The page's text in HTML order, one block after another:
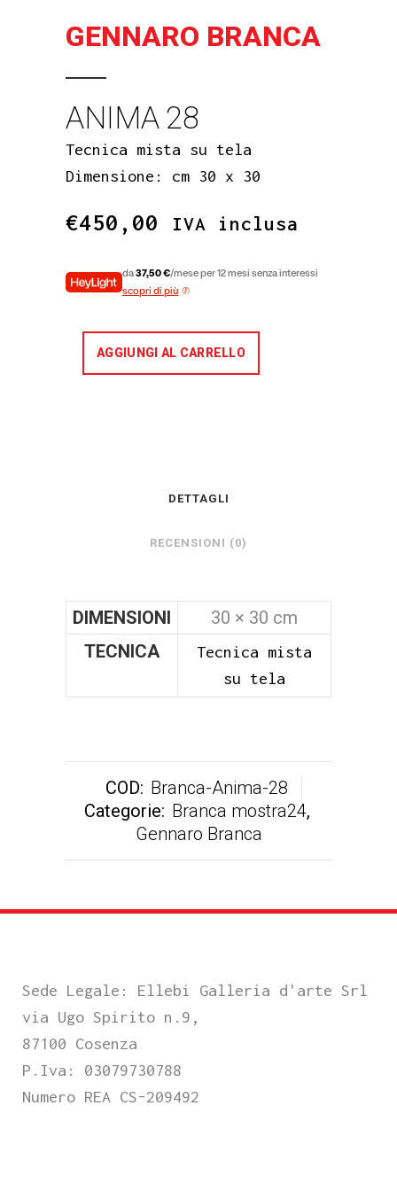
GENNARO BRANCA
ANIMA 28
Tecnica mista su tela
Dimensione: cm 30 x 30
€450,00 IVA inclusa
da37,50 €/mese per 12 mesi senza interessi
scopri di più
AGGIUNGI AL CARRELLO
DETTAGLI
RECENSIONI (0)
DIMENSIONI
30 × 30 cm
TECNICA
Tecnica mista
su tela
COD: Branca-Anima-28
Categorie: Branca mostra24,
Gennaro Branca
Sede Legale: Ellebi Galleria d'arte Srl
via Ugo Spirito n.9,
87100 Cosenza
P.Iva: 03079730788
Numero REA CS-209492